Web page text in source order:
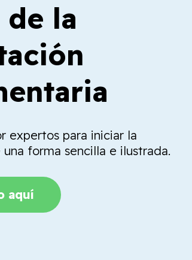
de la
expertos para iniciar la
forma sencilla e ilustrada.
aquí